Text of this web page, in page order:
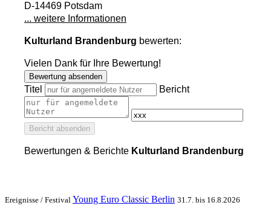
D-14469 Potsdam
... weitere Informationen
Kulturland Brandenburg bewerten:
Vielen Dank für Ihre Bewertung!
Bewertung absenden
Titel Bericht
Bericht absenden
Bewertungen & Berichte Kulturland Brandenburg
Ereignisse / Festival Young Euro Classic Berlin 31.7. bis 16.8.2026